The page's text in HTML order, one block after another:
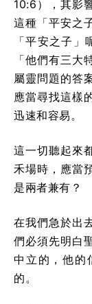
10:6），其影
這種「平安之
「平安之子」
「他們有三大
屬靈問題的答
應當尋找這樣
迅速和容易。
這一切聽起來
禾場時，應當
是兩者兼有？
在我們急於出
們必須先明白
中立的，他的
的。